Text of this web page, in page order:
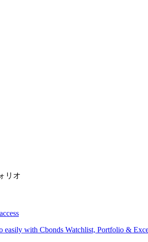
リオ
easily with Cbonds Watchlist, Portfolio &